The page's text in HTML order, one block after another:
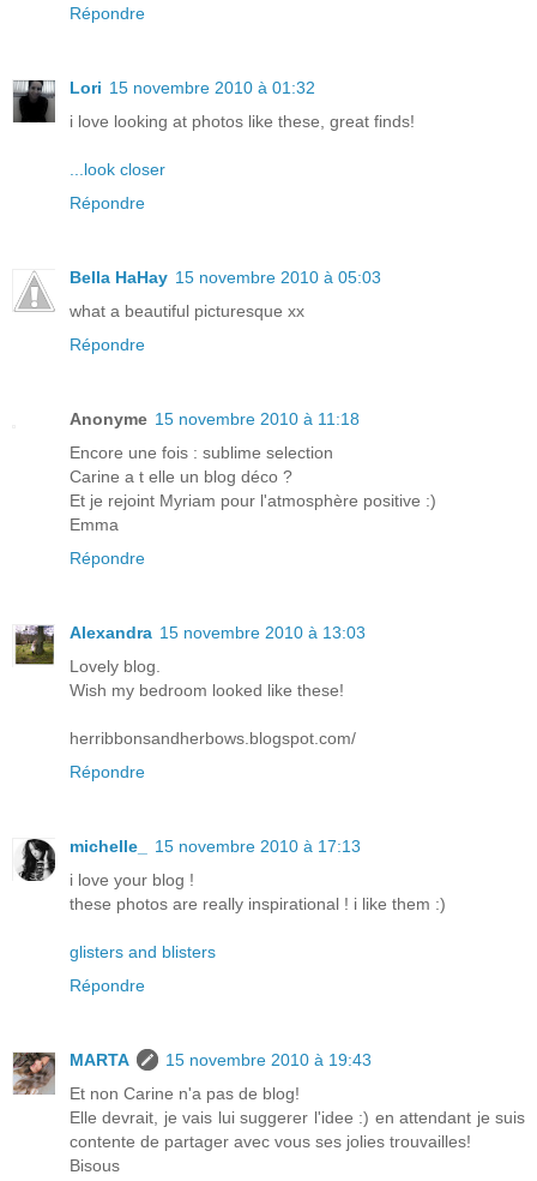
Répondre
Lori 15 novembre 2010 à 01:32
i love looking at photos like these, great finds!
...look closer
Répondre
Bella HaHay 15 novembre 2010 à 05:03
what a beautiful picturesque xx
Répondre
Anonyme 15 novembre 2010 à 11:18
Encore une fois : sublime selection
Carine a t elle un blog déco ?
Et je rejoint Myriam pour l'atmosphère positive :)
Emma
Répondre
Alexandra 15 novembre 2010 à 13:03
Lovely blog.
Wish my bedroom looked like these!
herribbonsandherbows.blogspot.com/
Répondre
michelle_
15 novembre 2010 à 17:13
i love your blog !
these photos are really inspirational ! i like them :)
glisters and blisters
Répondre
MARTA
15 novembre 2010 à 19:43
Et non Carine n'a pas de blog!
Elle devrait, je vais lui suggerer l'idee :) en attendant je suis
contente de partager avec vous ses jolies trouvailles!
Bisous